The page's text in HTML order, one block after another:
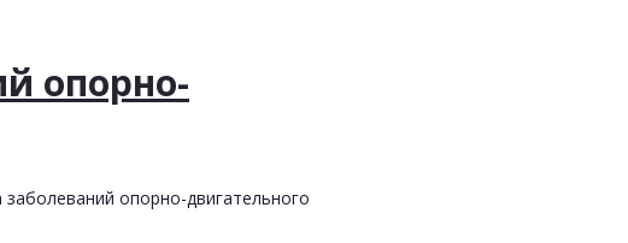
опорно-
опорно-двигательного